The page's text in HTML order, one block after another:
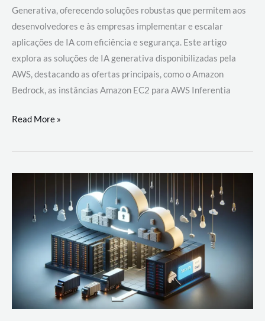
Generativa, oferecendo soluções robustas que permitem aos
desenvolvedores e às empresas implementar e escalar
aplicações de IA com eficiência e segurança. Este artigo
explora as soluções de IA generativa disponibilizadas pela
AWS, destacando as ofertas principais, como o Amazon
Bedrock, as instâncias Amazon EC2 para AWS Inferentia
Utilizando
Soluções
AWS
Read More »